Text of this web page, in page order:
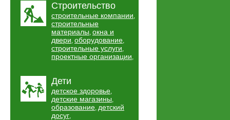
Строительство
строительные компании,
строительные
материалы, окна и
двери, оборудование,
строительные услуги,
проектные организации,
Дети
детское здоровье,
детские магазины,
образование, детский
досуг,